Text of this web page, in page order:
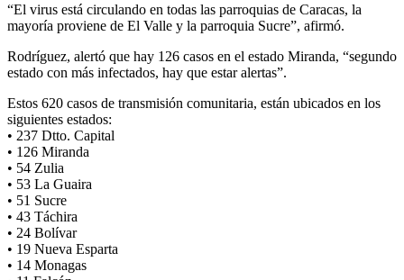
“El virus está circulando en todas las parroquias de Caracas, la
mayoría proviene de El Valle y la parroquia Sucre”, afirmó.
Rodríguez, alertó que hay 126 casos en el estado Miranda, “segundo
estado con más infectados, hay que estar alertas”.
Estos 620 casos de transmisión comunitaria, están ubicados en los
siguientes estados:
• 237 Dtto. Capital
• 126 Miranda
• 54 Zulia
• 53 La Guaira
• 51 Sucre
• 43 Táchira
• 24 Bolívar
• 19 Nueva Esparta
• 14 Monagas